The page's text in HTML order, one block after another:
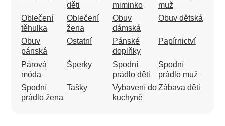
děti
miminko
muž
Oblečení
těhulka
Oblečení
žena
Obuv
dámská
Obuv dětská
Obuv
pánská
Ostatní
Pánské
doplňky
Papírnictví
Párová
móda
Šperky
Spodní
prádlo děti
Spodní
prádlo muž
Spodní
prádlo žena
Tašky
Vybavení do
kuchyně
Zábava děti